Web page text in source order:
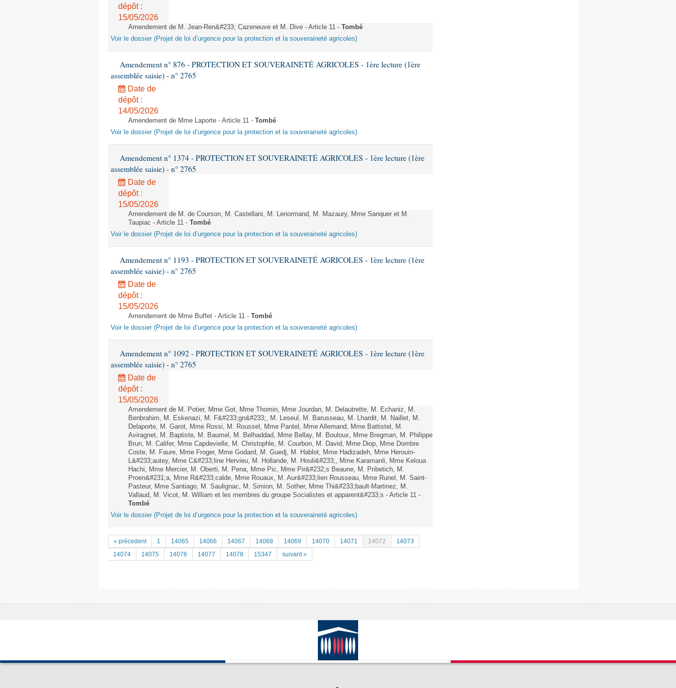
dépôt :
15/05/2026
Amendement de M. Jean-Ren&#233; Cazeneuve et M. Dive - Article 11 - Tombé
Voir le dossier (Projet de loi d’urgence pour la protection et la souveraineté agricoles)
Amendement n° 876 - PROTECTION ET SOUVERAINETÉ AGRICOLES - 1ère lecture (1ère
assemblée saisie) - n° 2765
Date de
dépôt :
14/05/2026
Amendement de Mme Laporte - Article 11 - Tombé
Voir le dossier (Projet de loi d’urgence pour la protection et la souveraineté agricoles)
Amendement n° 1374 - PROTECTION ET SOUVERAINETÉ AGRICOLES - 1ère lecture (1ère
assemblée saisie) - n° 2765
Date de
dépôt :
15/05/2026
Amendement de M. de Courson, M. Castellani, M. Lenormand, M. Mazaury, Mme Sanquer et M.
Taupiac - Article 11 - Tombé
Voir le dossier (Projet de loi d’urgence pour la protection et la souveraineté agricoles)
Amendement n° 1193 - PROTECTION ET SOUVERAINETÉ AGRICOLES - 1ère lecture (1ère
assemblée saisie) - n° 2765
Date de
dépôt :
15/05/2026
Amendement de Mme Buffet - Article 11 - Tombé
Voir le dossier (Projet de loi d’urgence pour la protection et la souveraineté agricoles)
Amendement n° 1092 - PROTECTION ET SOUVERAINETÉ AGRICOLES - 1ère lecture (1ère
assemblée saisie) - n° 2765
Date de
dépôt :
15/05/2026
Amendement de M. Potier, Mme Got, Mme Thomin, Mme Jourdan, M. Delautrette, M. Echaniz, M.
Benbrahim, M. Eskenazi, M. F&#233;gn&#233;, M. Leseul, M. Barusseau, M. Lhardit, M. Naillet, M.
Delaporte, M. Garot, Mme Rossi, M. Roussel, Mme Pantel, Mme Allemand, Mme Battistel, M.
Aviragnet, M. Baptiste, M. Baumel, M. Belhaddad, Mme Bellay, M. Bouloux, Mme Bregman, M. Philippe
Brun, M. Califer, Mme Capdevielle, M. Christophle, M. Courbon, M. David, Mme Diop, Mme Dombre
Coste, M. Faure, Mme Froger, Mme Godard, M. Guedj, M. Hablot, Mme Hadizadeh, Mme Herouin-
L&#233;autey, Mme C&#233;line Hervieu, M. Hollande, M. Houli&#233;, Mme Karamanli, Mme Keloua
Hachi, Mme Mercier, M. Oberti, M. Pena, Mme Pic, Mme Pir&#232;s Beaune, M. Pribetich, M.
Proen&#231;a, Mme R&#233;calde, Mme Rouaux, M. Aur&#233;lien Rousseau, Mme Runel, M. Saint-
Pasteur, Mme Santiago, M. Saulignac, M. Simion, M. Sother, Mme Thi&#233;bault-Martinez, M.
Vallaud, M. Vicot, M. William et les membres du groupe Socialistes et apparent&#233;s - Article 11 -
Tombé
Voir le dossier (Projet de loi d’urgence pour la protection et la souveraineté agricoles)
« précedent 1 14065 14066 14067 14068 14069 14070 14071 14072
14073
14074
14075 14076 14077 14078 15347 suivant »